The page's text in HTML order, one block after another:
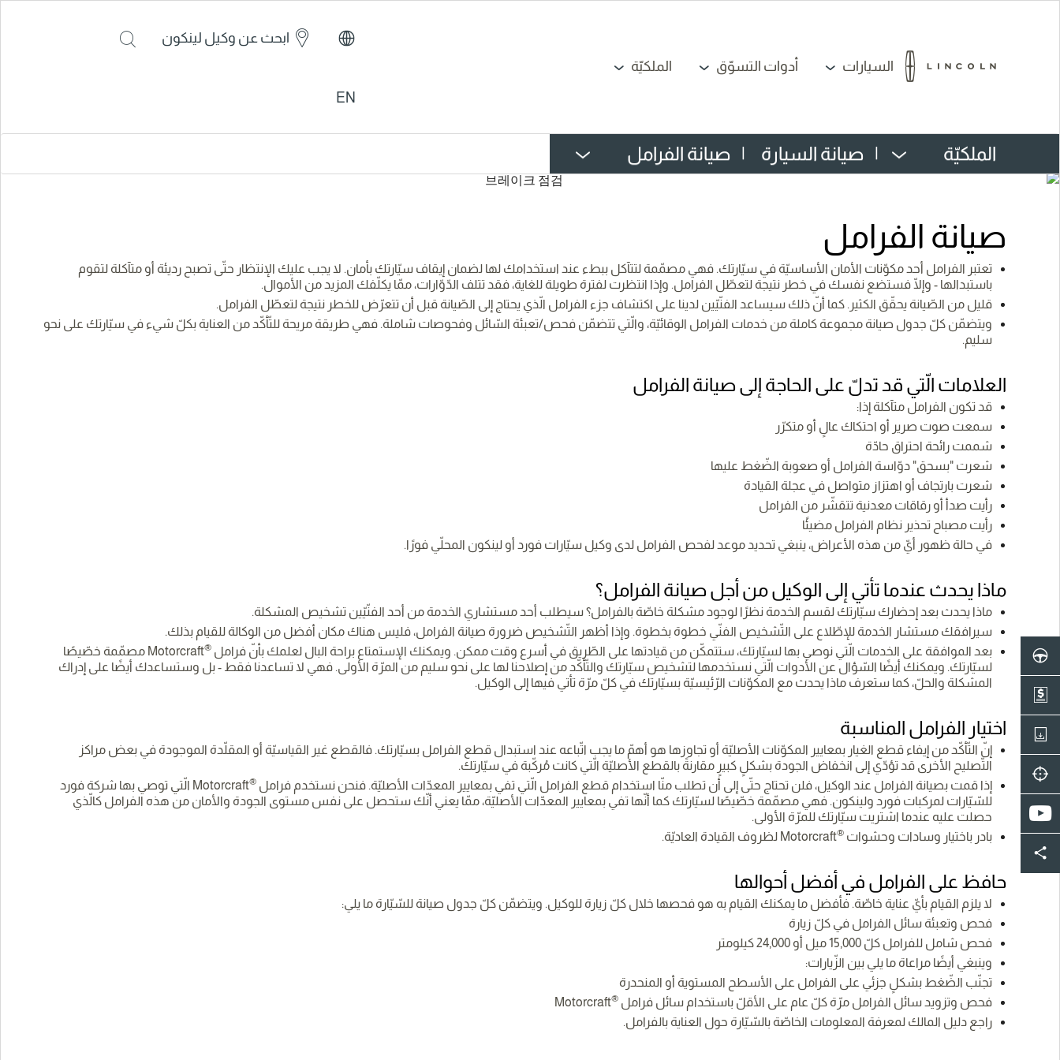
السيارات أدوات التسوّق الملكيّة
ابحث عن وكيل لينكون
EN
الملكيّة | صيانة السيارة | صيانة الفرامل
صيانة الفرامل
تعتبر الفرامل أحد مكوّنات الأمان الأساسيّة في سيّارتك. فهي مصمّمة لتتآكل ببطء عند استخدامك لها لضمان إيقاف سيّارتك بأمان. لا يجب عليك الإنتظار حتّى تصبح رديئة أو متآكلة لتقوم
باستبدالها - وإلّا فستضع نفسك في خطر نتيجة لتعطّل الفرامل. وإذا انتظرت لفترة طويلة للغاية، فقد تتلف الدّوّارات، ممّا يكلّفك المزيد من الأموال.
قليل من الصّيانة يحقّق الكثير. كما أنّ ذلك سيساعد الفنّيّين لدينا على اكتشاف جزء الفرامل الّذي يحتاج إلى الصّيانة قبل أن تتعرّض للخطر نتيجة لتعطّل الفرامل.
ويتضمّن كلّ جدول صيانة مجموعة كاملة من خدمات الفرامل الوقائيّة، والّتي تتضمّن فحص/تعبئة السّائل وفحوصات شاملة. فهي طريقة مريحة للتّأكّد من العناية بكلّ شيء في سيّارتك على نحو
سليم.
العلامات الّتي قد تدلّ على الحاجة إلى صيانة الفرامل
قد تكون الفرامل متآكلة إذا:
سمعت صوت صرير أو احتكاك عالٍ أو متكرّر
شممت رائحة احتراق حادّة
شعرت "بسحق" دوّاسة الفرامل أو صعوبة الضّغط عليها
شعرت بارتجاف أو اهتزاز متواصل في عجلة القيادة
رأيت صدأ أو رقاقات معدنية تتقشّر من الفرامل
رأيت مصباح تحذير نظام الفرامل مضيئًا
في حالة ظهور أيّ من هذه الأعراض، ينبغي تحديد موعد لفحص الفرامل لدى وكيل سيّارات فورد أو لينكون المحلّي فورًا.
ماذا يحدث عندما تأتي إلى الوكيل من أجل صيانة الفرامل؟
ماذا يحدث بعد إحضارك سيّارتك لقسم الخدمة نظرًا لوجود مشكلة خاصّة بالفرامل؟ سيطلب أحد مستشاري الخدمة من أحد الفنّيّين تشخيص المشكلة.
سيرافقك مستشار الخدمة للإطّلاع على التّشخيص الفنّي خطوة بخطوة. وإذا أظهر التّشخيص ضرورة صيانة الفرامل، فليس هناك مكان أفضل من الوكالة للقيام بذلك.
بعد الموافقة على الخدمات الّتي نوصي بها لسيّارتك، ستتمكّن من قيادتها على الطّريق في أسرع وقت ممكن. ويمكنك الإستمتاع براحة البال لعلمك بأنّ فرامل®
Motorcraft مصمّمة خصّيصًا
لسيّارتك. ويمكنك أيضًا السّؤال عن الأدوات الّتي نستخدمها لتشخيص سيّارتك والتّأكّد من إصلاحنا لها على نحو سليم من المرّة الأولى. فهي لا تساعدنا فقط - بل وستساعدك أيضًا على إدراك
المشكلة والحلّ، كما ستعرف ماذا يحدث مع المكوّنات الرّئيسيّة بسيّارتك في كلّ مرّة تأتي فيها إلى الوكيل.
اختيار الفرامل المناسبة
إنّ التّأكّد من إيفاء قطع الغيار بمعايير المكوّنات الأصليّة أو تجاوزها هو أهمّ ما يجب اتّباعه عند استبدال قطع الفرامل بسيّارتك. فالقطع غير القياسيّة أو المقلّدة الموجودة في بعض مراكز
التّصليح الأخرى قد تؤدّي إلى انخفاض الجودة بشكلٍ كبيرٍ مقارنةً بالقطع الأصليّة الّتي كانت مُركّبة في سيّارتك.
إذا قمت بصيانة الفرامل عند الوكيل، فلن تحتاج حتّى إلى أن تطلب منّا استخدام قطع الفرامل الّتي تفي بمعايير المعدّات الأصليّة. فنحن نستخدم فرامل®
Motorcraft الّتي توصي بها شركة فورد
للسّيّارات لمركبات فورد ولينكون. فهي مصمّمة خصّيصًا لسيّارتك كما أنّها تفي بمعايير المعدّات الأصليّة، ممّا يعني أنّك ستحصل على نفس مستوى الجودة والأمان من هذه الفرامل كالّذي
حصلت عليه عندما اشتريت سيّارتك للمرّة الأولى.
بادر باختيار وسادات وحشوات®Motorcraft لظروف القيادة العاديّة.
حافظ على الفرامل في أفضل أحوالها
لا يلزم القيام بأيّ عناية خاصّة. فأفضل ما يمكنك القيام به هو فحصها خلال كلّ زيارة للوكيل. ويتضمّن كلّ جدول صيانة للسّيّارة ما يلي:
فحص وتعبئة سائل الفرامل في كلّ زيارة
فحص شامل للفرامل كلّ 15,000 ميل أو 24,000 كيلومتر
وينبغي أيضًا مراعاة ما يلي بين الزّيارات:
تجنّب الضّغط بشكلٍ جزئي على الفرامل على الأسطح المستوية أو المنحدرة
فحص وتزويد سائل الفرامل مرّة كلّ عام على الأقلّ باستخدام سائل فرامل®
Motorcraft
راجع دليل المالك لمعرفة المعلومات الخاصّة بالسّيّارة حول العناية بالفرامل.